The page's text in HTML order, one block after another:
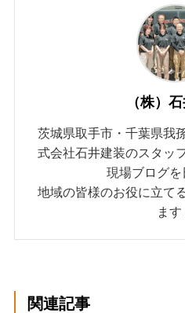
（株）
茨城県取手市・千葉県我
式会社石井建装のスタッ
現場ブログを
地域の皆様のお役に立て
ます
関連記事